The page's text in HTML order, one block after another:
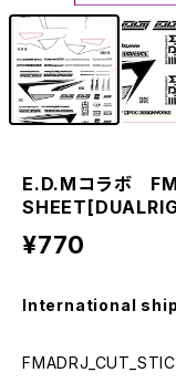
E.D.Mコラボ
¥770
International